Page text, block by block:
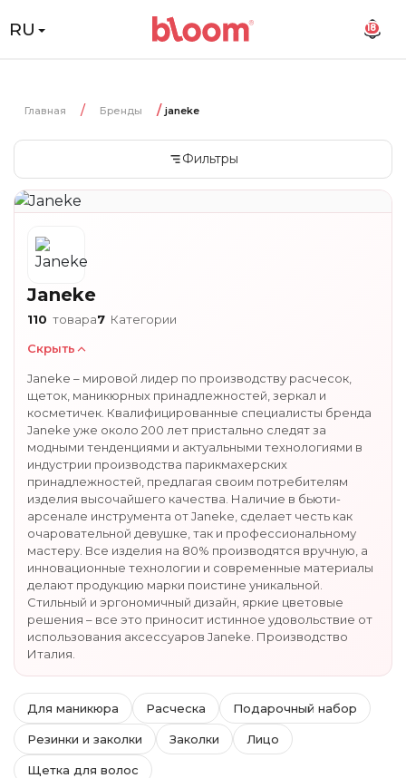
RU 18
Главная Бренды janeke
Фильтры
Janeke
110 товара7 Категории
Скрыть
Janeke – мировой лидер по производству расчесок,
щеток, маникюрных принадлежностей, зеркал и
косметичек. Квалифицированные специалисты бренда
Janeke уже около 200 лет пристально следят за
модными тенденциями и актуальными технологиями в
индустрии производства парикмахерских
принадлежностей, предлагая своим потребителям
изделия высочайшего качества. Наличие в бьюти-
арсенале инструмента от Janeke, сделает честь как
очаровательной девушке, так и профессиональному
мастеру. Все изделия на 80% производятся вручную, а
инновационные технологии и современные материалы
делают продукцию марки поистине уникальной.
Стильный и эргономичный дизайн, яркие цветовые
решения – все это приносит истинное удовольствие от
использования аксессуаров Janeke. Производство
Италия.
Для маникюра Расческа Подарочный набор
Резинки и заколки Заколки Лицо
Щетка для волос